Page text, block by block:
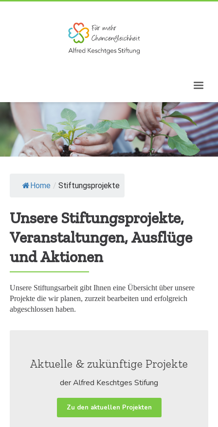
Home / Stiftungsprojekte
Unsere Stiftungsprojekte,
Veranstaltungen, Ausflüge
und Aktionen
Unsere Stiftungsarbeit gibt Ihnen eine Übersicht über unsere
Projekte die wirplanen, zurzeit bearbeiten und erfolgreich
abgeschlossen haben.
Aktuelle & zukünftige Projekte
der Alfred Keschtges Stifung
Zu den aktuellen Projekten